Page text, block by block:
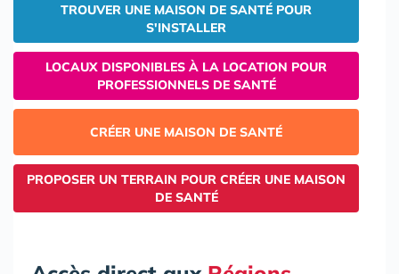
TROUVER UNE MAISON DE SANTÉ POUR
S'INSTALLER
LOCAUX DISPONIBLES À LA LOCATION POUR
PROFESSIONNELS DE SANTÉ
CRÉER UNE MAISON DE SANTÉ
PROPOSER UN TERRAIN POUR CRÉER UNE MAISON
DE SANTÉ